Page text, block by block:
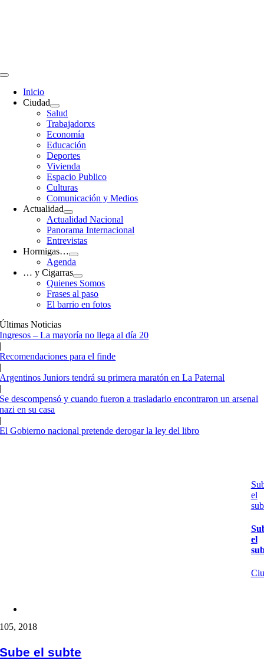
Toggle
Navigation
Inicio
Ciudad
Salud
Trabajadorxs
Economía
Educación
Deportes
Vivienda
Espacio Publico
Culturas
Comunicación y Medios
Actualidad
Actualidad Nacional
Panorama Internacional
Entrevistas
Hormigas…
Agenda
… y Cigarras
Quienes Somos
Frases al paso
El barrio en fotos
Últimas Noticias
Ingresos – La mayoría no llega al día 20
|
Recomendaciones para el finde
|
Argentinos Juniors tendrá su primera maratón en La Paternal
|
Se descompensó y cuando fueron a trasladarlo encontraron un arsenal
nazi en su casa
|
El Gobierno nacional pretende derogar la ley del libro
el
el
105, 2018
Sube el subte